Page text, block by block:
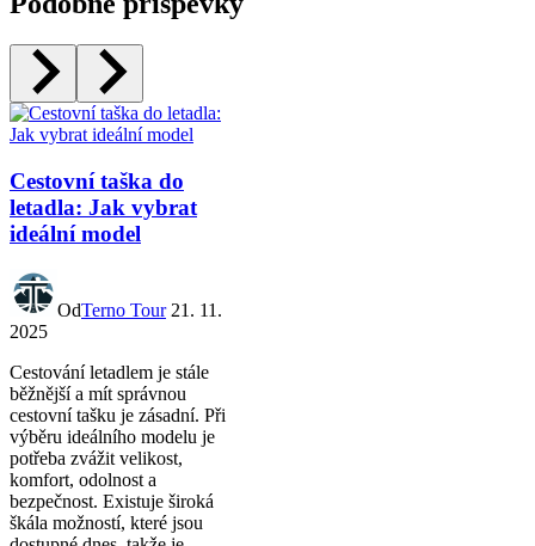
Cestovní taška do
letadla: Jak vybrat
ideální model
OdTerno Tour 21. 11.
2025
Cestování letadlem je stále
běžnější a mít správnou
cestovní tašku je zásadní. Při
výběru ideálního modelu je
potřeba zvážit velikost,
komfort, odolnost a
bezpečnost. Existuje široká
škála možností, které jsou